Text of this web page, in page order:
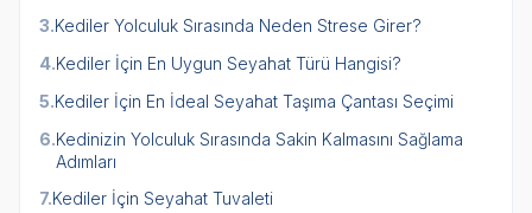
3.Kediler Yolculuk Sırasında Neden Strese Girer?
4.Kediler İçin En Uygun Seyahat Türü Hangisi?
5.Kediler İçin En İdeal Seyahat Taşıma Çantası Seçimi
6.Kedinizin Yolculuk Sırasında Sakin Kalmasını Sağlama
Adımları
7.Kediler İçin Seyahat Tuvaleti